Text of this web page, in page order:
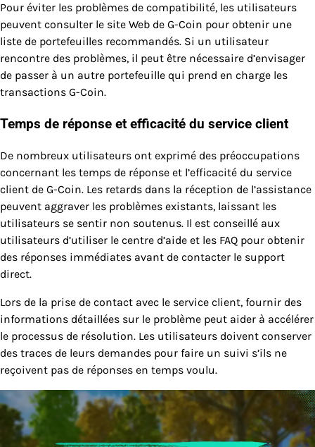
Pour éviter les problèmes de compatibilité, les utilisateurs
peuvent consulter le site Web de G-Coin pour obtenir une
liste de portefeuilles recommandés. Si un utilisateur
rencontre des problèmes, il peut être nécessaire d’envisager
de passer à un autre portefeuille qui prend en charge les
transactions G-Coin.
Temps de réponse et efficacité du service client
De nombreux utilisateurs ont exprimé des préoccupations
concernant les temps de réponse et l’efficacité du service
client de G-Coin. Les retards dans la réception de l’assistance
peuvent aggraver les problèmes existants, laissant les
utilisateurs se sentir non soutenus. Il est conseillé aux
utilisateurs d’utiliser le centre d’aide et les FAQ pour obtenir
des réponses immédiates avant de contacter le support
direct.
Lors de la prise de contact avec le service client, fournir des
informations détaillées sur le problème peut aider à accélérer
le processus de résolution. Les utilisateurs doivent conserver
des traces de leurs demandes pour faire un suivi s’ils ne
reçoivent pas de réponses en temps voulu.